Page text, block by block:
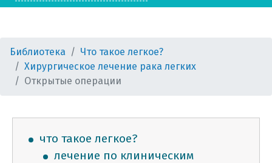
Библиотека
Что такое легкое?
Хирургическое лечение рака легких
Открытые операции
что такое легкое?
лечение по клиническим